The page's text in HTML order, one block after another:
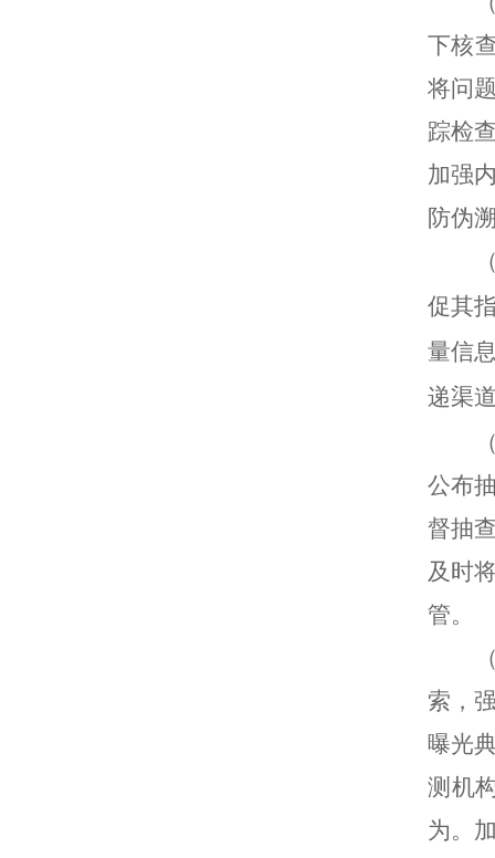
下核
将问
踪检
加强
防伪
促其
量信
递渠
公布
督抽
及时
管。
索，
曝光
测机
为。